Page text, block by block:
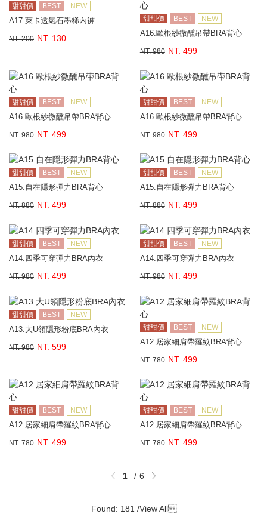
甜甜價 BEST NEW
A17.萊卡透氣石墨稀內褲
NT. 200 NT. 130
甜甜價 BEST NEW
A16.歐根紗微醺吊帶BRA背心
NT. 980 NT. 499
甜甜價 BEST NEW
A16.歐根紗微醺吊帶BRA背心
NT. 980 NT. 499
甜甜價 BEST NEW
A16.歐根紗微醺吊帶BRA背心
NT. 980 NT. 499
甜甜價 BEST NEW
A15.自在隱形彈力BRA背心
NT. 880 NT. 499
甜甜價 BEST NEW
A15.自在隱形彈力BRA背心
NT. 880 NT. 499
甜甜價 BEST NEW
A14.四季可穿彈力BRA內衣
NT. 980 NT. 499
甜甜價 BEST NEW
A14.四季可穿彈力BRA內衣
NT. 980 NT. 499
甜甜價 BEST NEW
A13.大U領隱形粉底BRA內衣
NT. 980 NT. 599
甜甜價 BEST NEW
A12.居家細肩帶羅紋BRA背心
NT. 780 NT. 499
甜甜價 BEST NEW
A12.居家細肩帶羅紋BRA背心
NT. 780 NT. 499
甜甜價 BEST NEW
A12.居家細肩帶羅紋BRA背心
NT. 780 NT. 499
1 6
Found: 181 /View All